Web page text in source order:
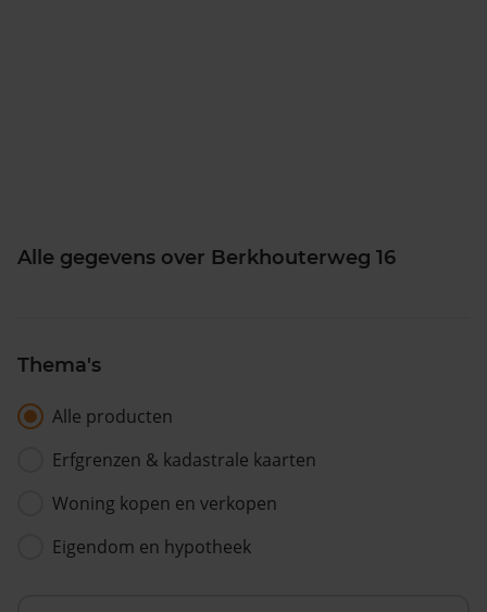
Alle gegevens over Berkhouterweg 16
Thema's
Alle producten
Erfgrenzen & kadastrale kaarten
Woning kopen en verkopen
Eigendom en hypotheek